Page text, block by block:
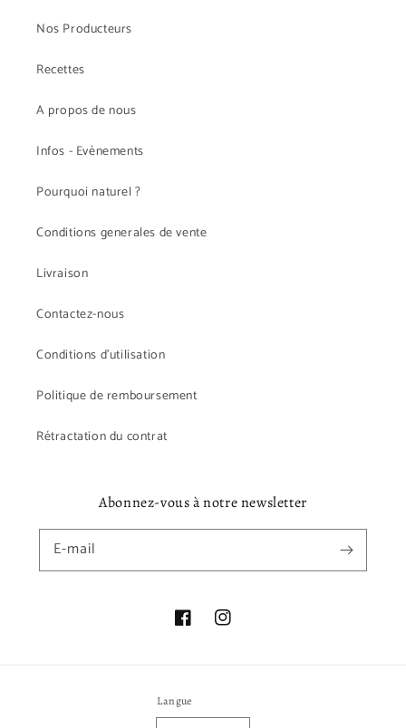
Nos Producteurs
Recettes
A propos de nous
Infos - Evènements
Pourquoi naturel ?
Conditions generales de vente
Livraison
Contactez-nous
Conditions d'utilisation
Politique de remboursement
Rétractation du contrat
Abonnez-vous à notre newsletter
E-mail
FacebookInstagram
Langue